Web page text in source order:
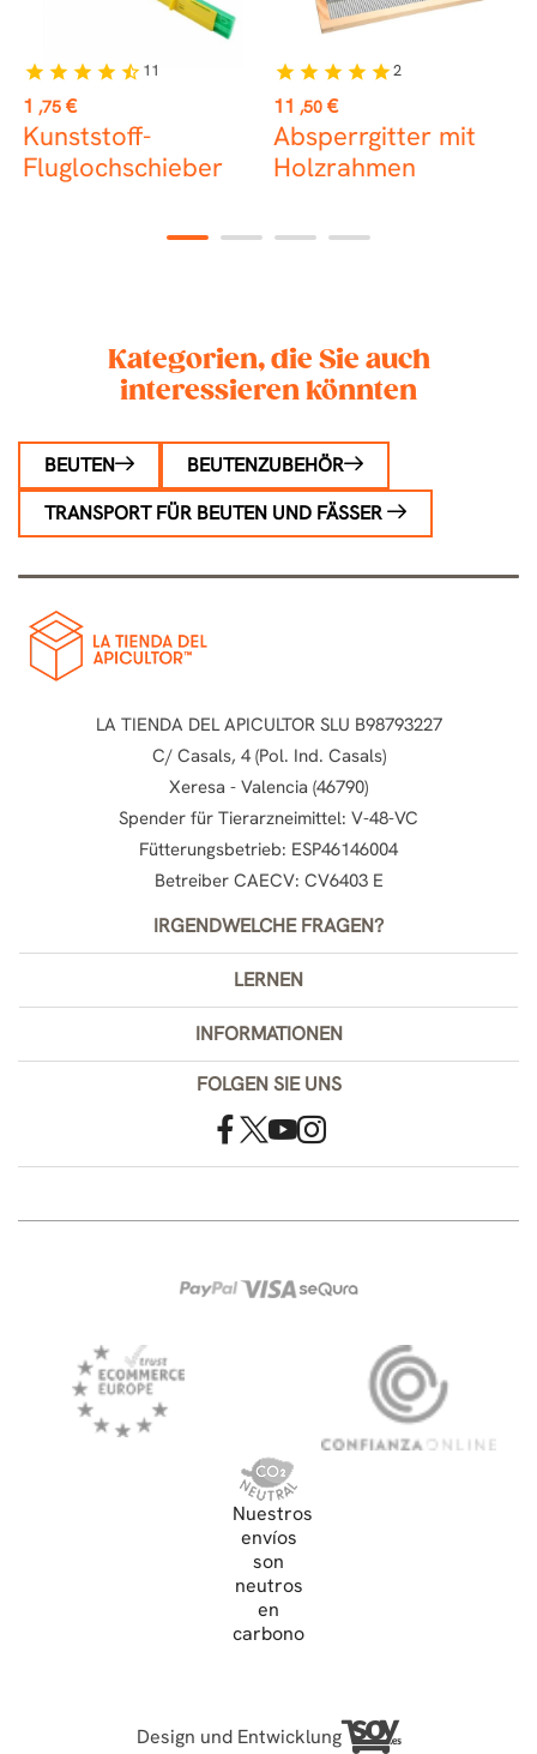
Preis
1 ,75 €
Kunststoff-
Fluglochschieber
star star star star star_half 11
Preis
11 ,50 €
Absperrgitter mit
Holzrahmen
star star star star star2
1 2 3 4
Kategorien, die Sie auch
interessieren könnten
BEUTEN
BEUTENZUBEHÖR
TRANSPORT FÜR BEUTEN UND FÄSSER
LA TIENDA DEL APICULTOR SLU B98793227
C/ Casals, 4 (Pol. Ind. Casals)
Xeresa - Valencia (46790)
Spender für Tierarzneimittel: V-48-VC
Fütterungsbetrieb: ESP46146004
Betreiber CAECV: CV6403 E
IRGENDWELCHE FRAGEN?
LERNEN
INFORMATIONEN
FOLGEN SIE UNS
Nuestros
envíos
son
neutros
en
carbono
Design und Entwicklung